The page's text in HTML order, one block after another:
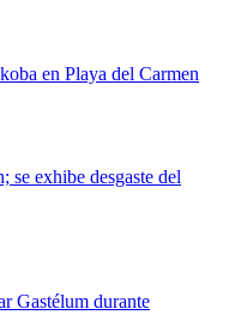
en Playa del Carmen
se exhibe desgaste del
Gastélum durante